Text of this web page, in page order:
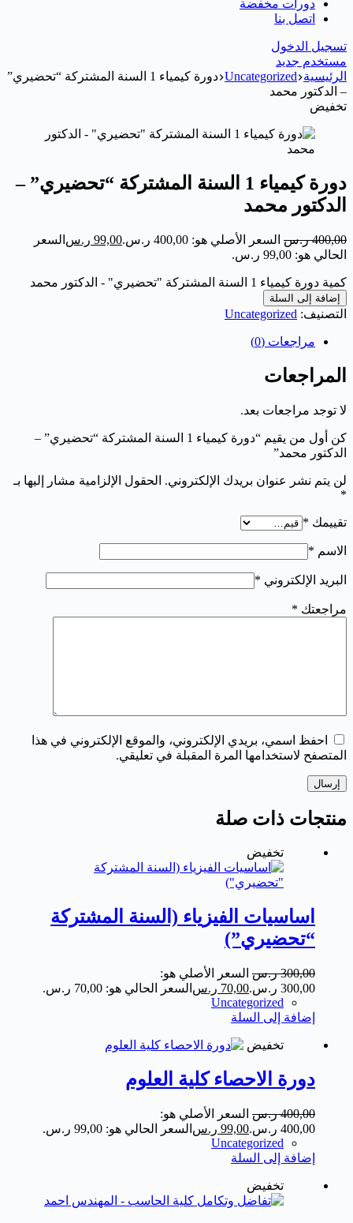
دورات مخفضة
اتصل بنا
تسجيل الدخول
مستخدم جديد
الرئيسية Uncategorized
دورة كيمياء 1 السنة المشتركة “تحضيري”
– الدكتور محمد
تخفيض
دورة كيمياء 1 السنة المشتركة “تحضيري” –
الدكتور محمد
400,00 ر.س السعر الأصلي هو: 400,00 ر.س. 99,00 ر.س السعر
الحالي هو: 99,00 ر.س.
كمية دورة كيمياء 1 السنة المشتركة "تحضيري" - الدكتور محمد
إضافة إلى السلة
التصنيف: Uncategorized
مراجعات (0)
المراجعات
لا توجد مراجعات بعد.
كن أول من يقيم “دورة كيمياء 1 السنة المشتركة “تحضيري” –
الدكتور محمد”
لن يتم نشر عنوان بريدك الإلكتروني. الحقول الإلزامية مشار إليها بـ
*
تقييمك *
الاسم *
البريد الإلكتروني *
مراجعتك *
احفظ اسمي، بريدي الإلكتروني، والموقع الإلكتروني في هذا
المتصفح لاستخدامها المرة المقبلة في تعليقي.
إرسال
منتجات ذات صلة
تخفيض
اساسيات الفيزياء (السنة المشتركة
“تحضيري”)
300,00 ر.س السعر الأصلي هو:
300,00 ر.س.
70,00 ر.س السعر الحالي هو: 70,00 ر.س.
Uncategorized
إضافة إلى السلة
تخفيض
دورة الاحصاء كلية العلوم
400,00 ر.س السعر الأصلي هو:
400,00 ر.س.
99,00 ر.س السعر الحالي هو: 99,00 ر.س.
Uncategorized
إضافة إلى السلة
تخفيض